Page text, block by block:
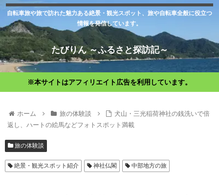
自転車旅や旅で訪れた魅力ある絶景・観光スポット、旅や自転車全般に役立つ
情報を発信しています。
たびりん ～ふるさと探訪記～
※本サイトはアフィリエイト広告を利用しています。
ホーム 旅の体験談
犬山・三光稲荷神社の銭洗いで倍
返し、ハートの絵馬などフォトスポット満載
旅の体験談
絶景・観光スポット紹介 神社仏閣 中部地方の旅